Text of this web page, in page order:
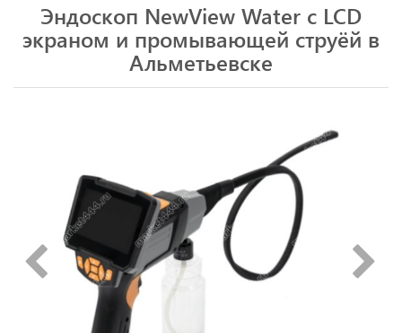
Эндоскоп NewView Water с LCD
экраном и промывающей струёй в
Альметьевске